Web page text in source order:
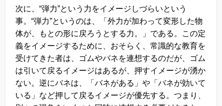
次に、“弾力”という力をイメージしづらいという
事。“弾力”というのは、「外力が加わって変形した物
体が、もとの形に戻ろうとする力。」である。この定
義をイメージするために、おそらく、常識的な教育を
受けてきた者は、ゴムやバネを連想するのだが、ゴム
は引いて戻るイメージはあるが、押すイメージが湧か
ない。逆にバネは、「バネがある」や「バネが効いて
いる」など押して戻るイメージが優先する。つまり、